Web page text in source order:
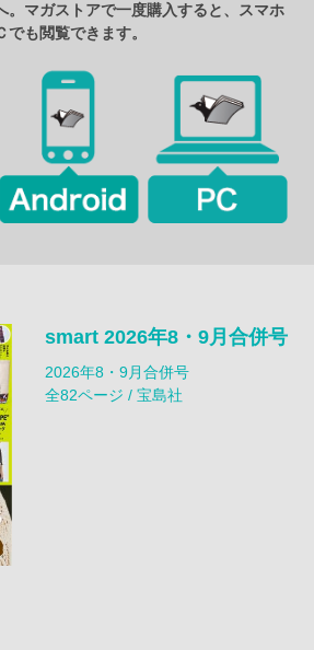
。マガストアで一度購入すると、スマホ
も閲覧できます。
smart 2026年8・9月合併号
2026年8・9月合併号
全82ページ / 宝島社